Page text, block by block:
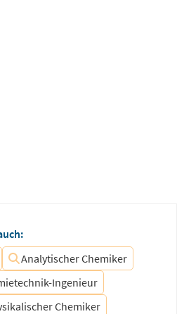
Analytischer Chemiker
Ingenieur
Chemiker